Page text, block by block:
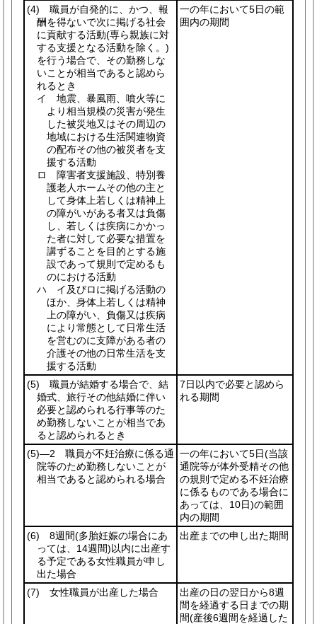
(4) 職員が自発的に、かつ、報
酬を得ないで次に掲げる社会
に貢献する活動(専ら親族に対
する支援となる活動を除く。)
を行う場合で、その勤務しな
いことが相当であると認めら
れるとき
イ 地震、暴風雨、噴火等に
より相当規模の災害が発生
した被災地又はその周辺の
地域における生活関連物資
の配布その他の被災者を支
援する活動
ロ 障害者支援施設、特別養
護老人ホームその他の主と
して身体上若しくは精神上
の障がいがある者又は負傷
し、若しくは疾病にかかっ
た者に対して必要な措置を
講ずることを目的とする施
設であって規則で定めるも
のにおける活動
ハ イ及びロに掲げる活動の
ほか、身体上若しくは精神
上の障がい、負傷又は疾病
により常態として日常生活
を営むのに支障がある者の
介護その他の日常生活を支
援する活動
一の年において5日の範
囲内の期間
(5) 職員が結婚する場合で、結
婚式、旅行その他結婚に伴い
必要と認められる行事等のた
め勤務しないことが相当であ
ると認められるとき
7日以内で必要と認めら
れる期間
(5)―2 職員が不妊治療に係る通
院等のため勤務しないことが
相当であると認められる場合
一の年において5日(当該
通院等が体外受精その他
の規則で定める不妊治療
に係るものである場合に
あっては、10日)の範囲
内の期間
(6) 8週間(多胎妊娠の場合にあ
っては、14週間)以内に出産す
る予定である女性職員が申し
出た場合
出産までの申し出た期間
(7) 女性職員が出産した場合
出産の日の翌日から8週
間を経過する日までの期
間(産後6週間を経過した